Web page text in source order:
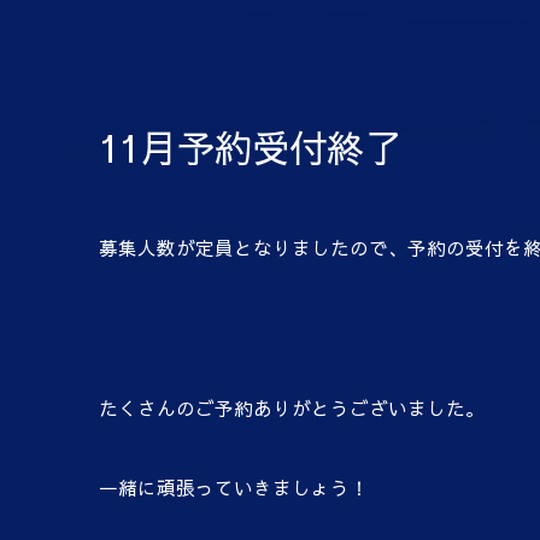
11月予約受付終了
募集人数が定員となりましたので、予約の受付を終
たくさんのご予約ありがとうございました。
一緒に頑張っていきましょう！